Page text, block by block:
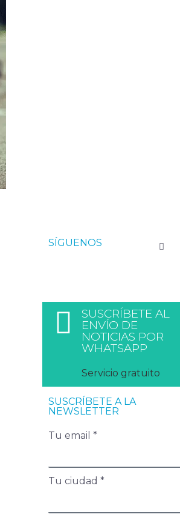
SÍGUENOS
SUSCRÍBETE AL
ENVÍO DE
NOTICIAS POR
WHATSAPP
Servicio gratuito
SUSCRÍBETE A LA
NEWSLETTER
Tu email *
Tu ciudad *